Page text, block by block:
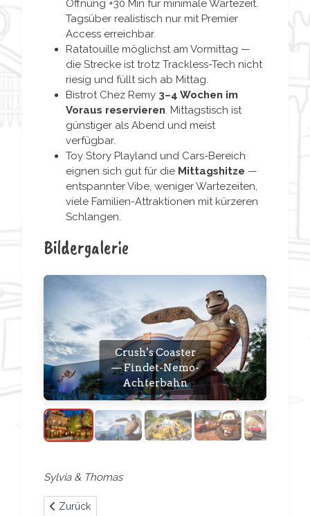
Öffnung +30 Min für minimale Wartezeit.
Tagsüber realistisch nur mit Premier
Access erreichbar.
Ratatouille möglichst am Vormittag —
die Strecke ist trotz Trackless-Tech nicht
riesig und füllt sich ab Mittag.
Bistrot Chez Remy 3–4 Wochen im
Voraus reservieren. Mittagstisch ist
günstiger als Abend und meist
verfügbar.
Toy Story Playland und Cars-Bereich
eignen sich gut für die Mittagshitze —
entspannter Vibe, weniger Wartezeiten,
viele Familien-Attraktionen mit kürzeren
Schlangen.
Bildergalerie
Crush's Coaster
— Findet-Nemo-
Achterbahn
Vorheriges Nächstes
Sylvia & Thomas
Vorheriger Beitrag: Marvel Avengers Campus — Werde
Zurück